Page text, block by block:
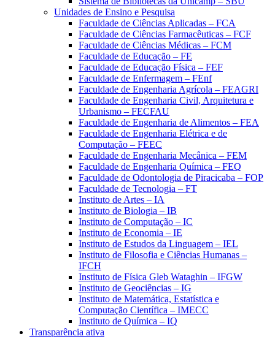
Unidades de Ensino e Pesquisa
Faculdade de Ciências Aplicadas – FCA
Faculdade de Ciências Farmacêuticas – FCF
Faculdade de Ciências Médicas – FCM
Faculdade de Educação – FE
Faculdade de Educação Física – FEF
Faculdade de Enfermagem – FEnf
Faculdade de Engenharia Agrícola – FEAGRI
Faculdade de Engenharia Civil, Arquitetura e
Urbanismo – FECFAU
Faculdade de Engenharia de Alimentos – FEA
Faculdade de Engenharia Elétrica e de
Computação – FEEC
Faculdade de Engenharia Mecânica – FEM
Faculdade de Engenharia Química – FEQ
Faculdade de Odontologia de Piracicaba – FOP
Faculdade de Tecnologia – FT
Instituto de Artes – IA
Instituto de Biologia – IB
Instituto de Computação – IC
Instituto de Economia – IE
Instituto de Estudos da Linguagem – IEL
Instituto de Filosofia e Ciências Humanas –
IFCH
Instituto de Física Gleb Wataghin – IFGW
Instituto de Geociências – IG
Instituto de Matemática, Estatística e
Computação Científica – IMECC
Instituto de Química – IQ
Transparência ativa